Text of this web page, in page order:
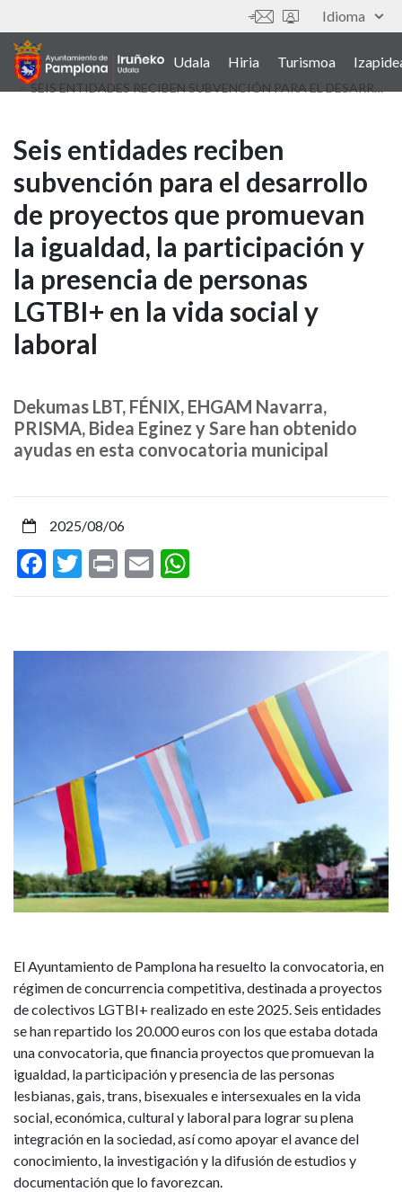
to
main
content
Idioma
Tresnak
Main
navigation
Udala Hiria Turismoa
Seis
entidades
reciben
subvención
para
el
de
proyectos
promuevan
la
la
presencia
de
personas
LGTBI+
en
la
vida
social
y
laboral
Seis entidades reciben
subvención para el desarrollo
de proyectos que promuevan
la igualdad, la participación y
la presencia de personas
LGTBI+ en la vida social y
laboral
Dekumas LBT, FÉNIX, EHGAM Navarra,
PRISMA, Bidea Eginez y Sare han obtenido
ayudas en esta convocatoria municipal
2025/08/06
Facebook
Twitter
PrintEmail
El Ayuntamiento de Pamplona ha resuelto la convocatoria, en
régimen de concurrencia competitiva, destinada a proyectos
de colectivos LGTBI+ realizado en este 2025. Seis entidades
se han repartido los 20.000 euros con los que estaba dotada
una convocatoria, que financia proyectos que promuevan la
igualdad, la participación y presencia de las personas
lesbianas, gais, trans, bisexuales e intersexuales en la vida
social, económica, cultural y laboral para lograr su plena
integración en la sociedad, así como apoyar el avance del
conocimiento, la investigación y la difusión de estudios y
documentación que lo favorezcan.